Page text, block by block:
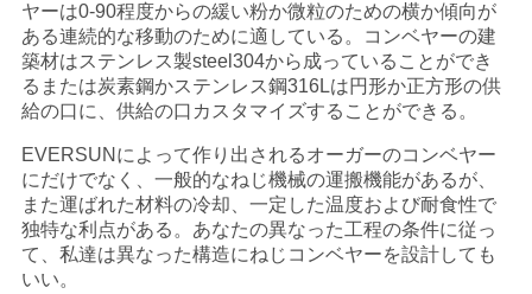
い
引
用
を
要
ヤーは0-90程度からの緩い粉か微粒のための横か傾向が
ある連続的な移動のために適している。コンベヤーの建
築材はステンレス製steel304から成っていることができ
るまたは炭素鋼かステンレス鋼316Lは円形か正方形の供
給の口に、供給の口カスタマイズすることができる。
EVERSUN によって作り出されるオーガーのコンベヤー
にだけでなく、一般的なねじ機械の運搬機能があるが、
また運ばれた材料の冷却、一定した温度および耐食性で
独特な利点がある。あなたの異なった工程の条件に従っ
て、私達は異なった構造にねじコンベヤーを設計しても
いい。